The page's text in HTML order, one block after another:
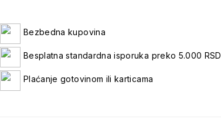
Bezbedna kupovina
Besplatna standardna isporuka preko 5.000 RSD
Plaćanje gotovinom ili karticama